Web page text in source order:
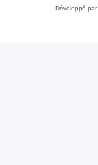
Développé par